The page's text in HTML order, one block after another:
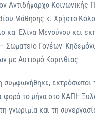
Αντιδήμαρχο Κοινωνικής
Μάθησης κ. Χρήστο
κα. Ελίνα Μενούνου και
Σωματείο Γονέων,
με Αυτισμό Κορινθίας.
συμφωνήθηκε, εκπρόσωποι
φορά το μήνα στο ΚΑΠΗ
γνωριμία και τη